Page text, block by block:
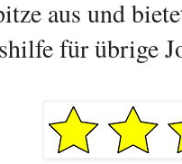
aus und
für übrige